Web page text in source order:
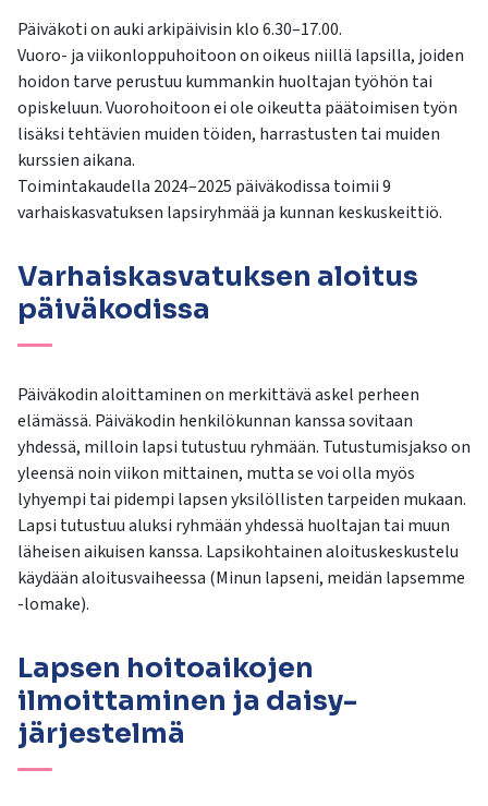
ja
pyyhkäisyliikkeitä.
Päiväkoti on auki arkipäivisin klo 6.30–17.00.
Vuoro- ja viikonloppuhoitoon on oikeus niillä lapsilla, joiden
hoidon tarve perustuu kummankin huoltajan työhön tai
opiskeluun. Vuorohoitoon ei ole oikeutta päätoimisen työn
lisäksi tehtävien muiden töiden, harrastusten tai muiden
kurssien aikana.
Toimintakaudella 2024–2025 päiväkodissa toimii 9
varhaiskasvatuksen lapsiryhmää ja kunnan keskuskeittiö.
Varhaiskasvatuksen aloitus
päiväkodissa
Päiväkodin aloittaminen on merkittävä askel perheen
elämässä. Päiväkodin henkilökunnan kanssa sovitaan
yhdessä, milloin lapsi tutustuu ryhmään. Tutustumisjakso on
yleensä noin viikon mittainen, mutta se voi olla myös
lyhyempi tai pidempi lapsen yksilöllisten tarpeiden mukaan.
Lapsi tutustuu aluksi ryhmään yhdessä huoltajan tai muun
läheisen aikuisen kanssa. Lapsikohtainen aloituskeskustelu
käydään aloitusvaiheessa (Minun lapseni, meidän lapsemme
-lomake).
Lapsen hoitoaikojen
ilmoittaminen ja daisy-
järjestelmä